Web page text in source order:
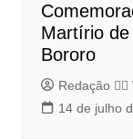
Martírio
Bororo
Redação
14 de julho